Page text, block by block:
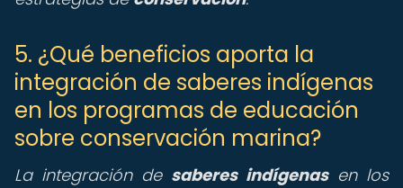
5. ¿Qué beneficios aporta la
integración de saberes indígenas
en los programas de educación
sobre conservación marina?
La integración de saberes indígenasen los